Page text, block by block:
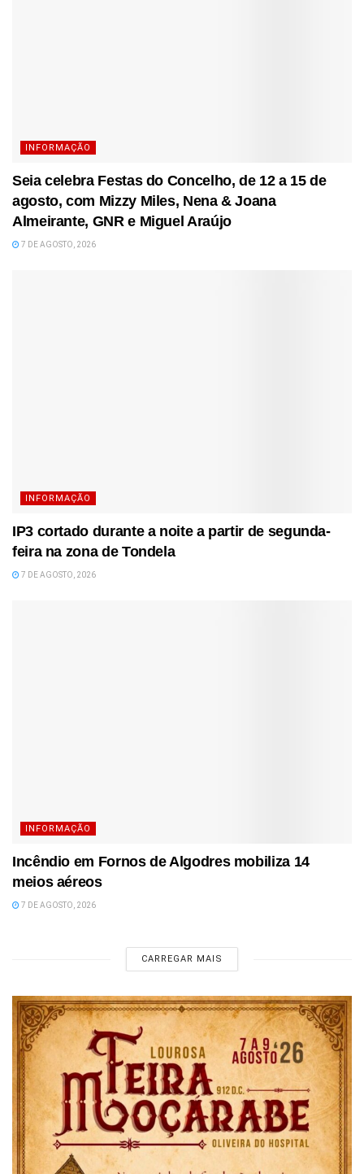
INFORMAÇÃO
Seia celebra Festas do Concelho, de 12 a 15 de
agosto, com Mizzy Miles, Nena & Joana
Almeirante, GNR e Miguel Araújo
7 DE AGOSTO, 2026
INFORMAÇÃO
IP3 cortado durante a noite a partir de segunda-
feira na zona de Tondela
7 DE AGOSTO, 2026
INFORMAÇÃO
Incêndio em Fornos de Algodres mobiliza 14
meios aéreos
7 DE AGOSTO, 2026
CARREGAR MAIS